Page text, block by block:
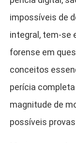
impossíveis de
integral, tem-se
forense em
conceitos
perícia
magnitude de
possíveis